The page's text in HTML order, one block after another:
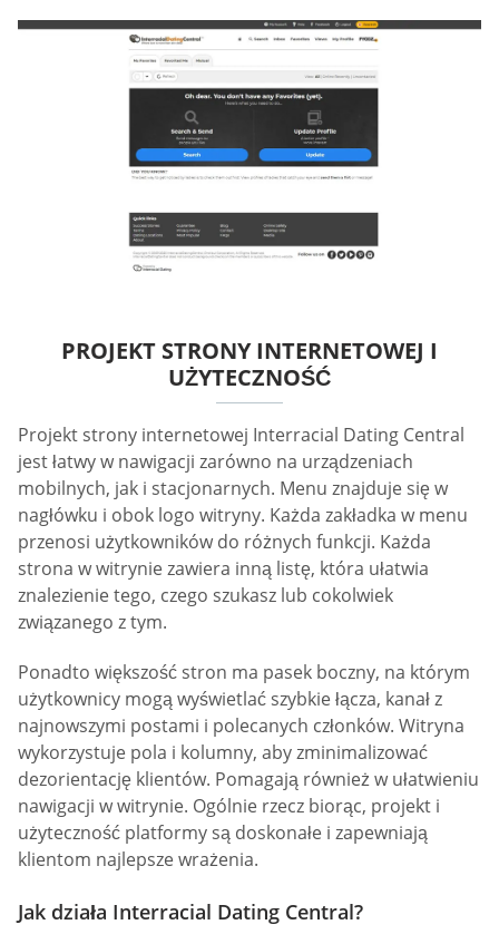
PROJEKT STRONY INTERNETOWEJ I
UŻYTECZNOŚĆ
Projekt strony internetowej Interracial Dating Central
jest łatwy w nawigacji zarówno na urządzeniach
mobilnych, jak i stacjonarnych. Menu znajduje się w
nagłówku i obok logo witryny. Każda zakładka w menu
przenosi użytkowników do różnych funkcji. Każda
strona w witrynie zawiera inną listę, która ułatwia
znalezienie tego, czego szukasz lub cokolwiek
związanego z tym.
Ponadto większość stron ma pasek boczny, na którym
użytkownicy mogą wyświetlać szybkie łącza, kanał z
najnowszymi postami i polecanych członków. Witryna
wykorzystuje pola i kolumny, aby zminimalizować
dezorientację klientów. Pomagają również w ułatwieniu
nawigacji w witrynie. Ogólnie rzecz biorąc, projekt i
użyteczność platformy są doskonałe i zapewniają
klientom najlepsze wrażenia.
Jak działa Interracial Dating Central?